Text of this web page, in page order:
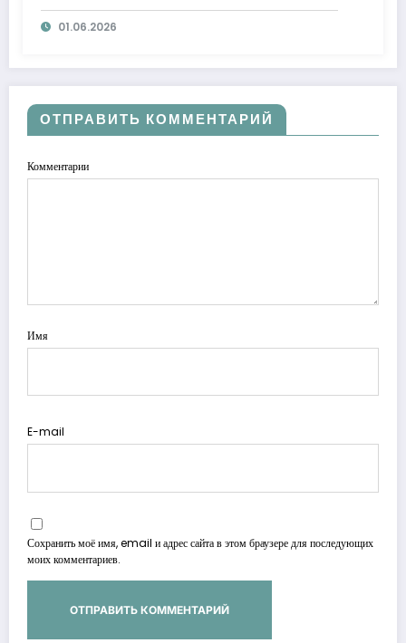
01.06.2026
ОТПРАВИТЬ КОММЕНТАРИЙ
Комментарии
Имя
E-mail
Сохранить моё имя, email и адрес сайта в этом браузере для последующих
моих комментариев.